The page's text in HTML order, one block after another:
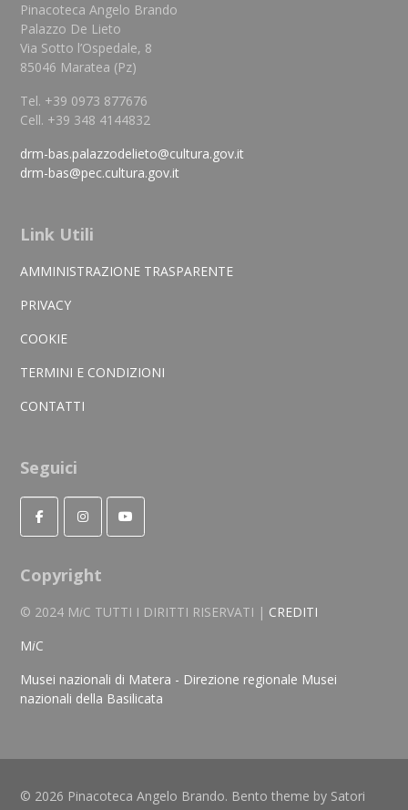
Pinacoteca Angelo Brando
Palazzo De Lieto
Via Sotto l’Ospedale, 8
85046 Maratea (Pz)
Tel. +39 0973 877676
Cell. +39 348 4144832
drm-bas.palazzodelieto@cultura.gov.it
drm-bas@pec.cultura.gov.it
Link Utili
AMMINISTRAZIONE TRASPARENTE
PRIVACY
COOKIE
TERMINI E CONDIZIONI
CONTATTI
Seguici
Copyright
© 2024 MiC TUTTI I DIRITTI RISERVATI | CREDITI
MiC
Musei nazionali di Matera - Direzione regionale Musei
nazionali della Basilicata
© 2026 Pinacoteca Angelo Brando. Bento theme by Satori